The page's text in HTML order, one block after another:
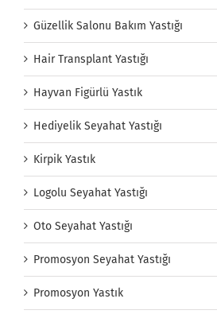
Güzellik Salonu Bakım Yastığı
Hair Transplant Yastığı
Hayvan Figürlü Yastık
Hediyelik Seyahat Yastığı
Kirpik Yastık
Logolu Seyahat Yastığı
Oto Seyahat Yastığı
Promosyon Seyahat Yastığı
Promosyon Yastık